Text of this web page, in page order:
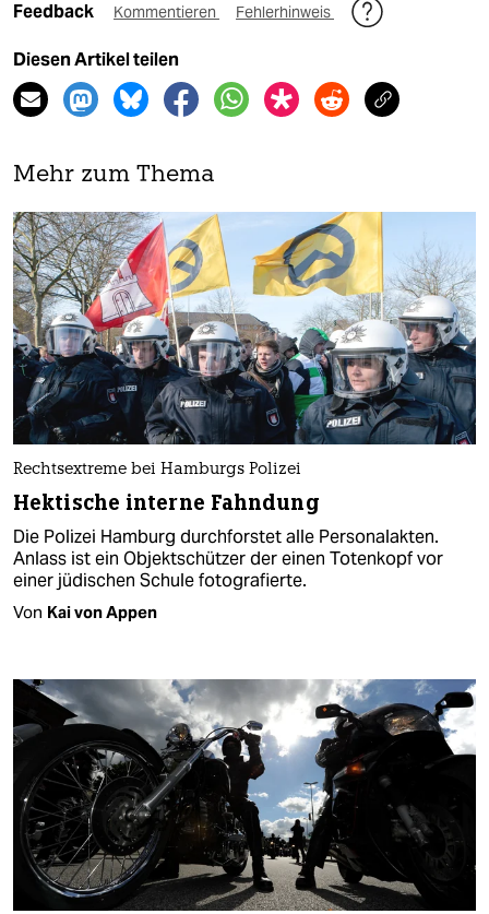
Feedback Kommentieren Fehlerhinweis
Diesen Artikel teilen
Mehr zum Thema
Rechtsextreme bei Hamburgs Polizei
Hektische interne Fahndung
Die Polizei Hamburg durchforstet alle Personalakten.
Anlass ist ein Objektschützer der einen Totenkopf vor
einer jüdischen Schule fotografierte.
Von Kai von Appen